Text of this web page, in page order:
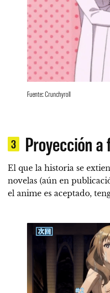
Fuente: Crunchyroll
3 Proyección
El que la historia se
novelas (aún en
el anime es aceptado,